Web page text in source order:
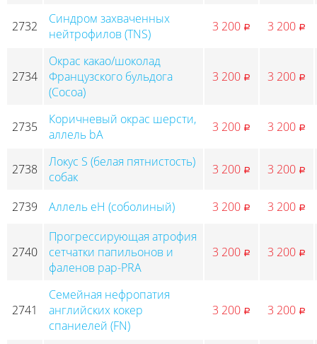
2732
Синдром захваченных
нейтрофилов (TNS)
3 200 p 3 200 p
2734
Окрас какао/шоколад
Французского бульдога
(Cocoa)
3 200 p 3 200 p
2735
Коричневый окрас шерсти,
аллель bA
3 200 p 3 200 p
2738
Локус S (белая пятнистость)
собак
3 200 p 3 200 p
2739 Аллель eH (соболиный) 3 200 p 3 200 p
2740
Прогрессирующая атрофия
сетчатки папильонов и
фаленов pap-PRA
3 200 p 3 200 p
2741
Семейная нефропатия
английских кокер
спаниелей (FN)
3 200 p 3 200 p